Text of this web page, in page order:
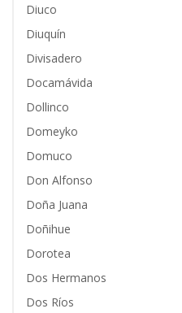
Diuco
Diuquín
Divisadero
Docamávida
Dollinco
Domeyko
Domuco
Don Alfonso
Doña Juana
Doñihue
Dorotea
Dos Hermanos
Dos Ríos